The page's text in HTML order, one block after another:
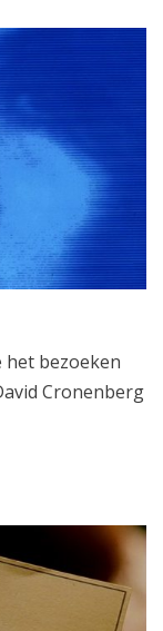
het bezoeken
Cronenberg